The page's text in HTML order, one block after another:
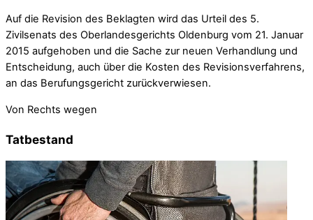
Auf die Revision des Beklagten wird das Urteil des 5.
Zivilsenats des Oberlandesgerichts Oldenburg vom 21. Januar
2015 aufgehoben und die Sache zur neuen Verhandlung und
Entscheidung, auch über die Kosten des Revisionsverfahrens,
an das Berufungsgericht zurückverwiesen.
Von Rechts wegen
Tatbestand